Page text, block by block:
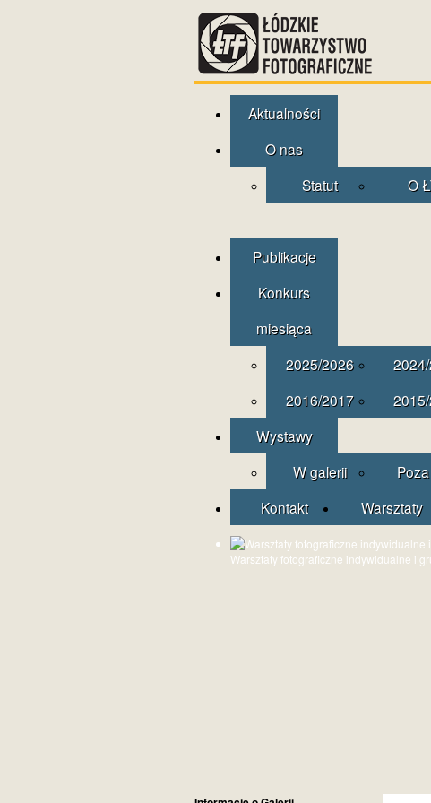
Aktualności
O nas
Statut
O
Publikacje
Konkurs
miesiąca
2025/2026
2016/2017
Wystawy
W galerii
Kontakt
Warsztaty
Warsztaty fotograficzne indywidualne i